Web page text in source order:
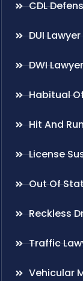
CDL
DUI Lawyer
DWI Lawyer
Habitual
Hit And
License
Out Of
Reckless
Traffic
Vehicular